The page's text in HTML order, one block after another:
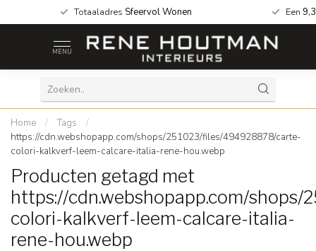
Totaaladres Sfeervol Wonen Een
MENU
Home / Tags
/
https://cdn.webshopapp.com/shops/251023/files/494928878/carte-
colori-kalkverf-leem-calcare-italia-rene-hou.webp
Producten getagd met
https://cdn.webshopapp.com/
colori-kalkverf-leem-calcare-italia-
rene-hou.webp